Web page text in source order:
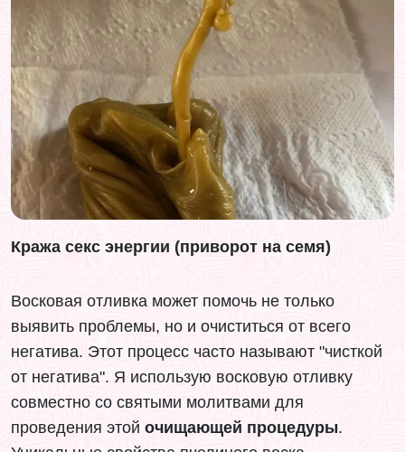
Кража секс энергии (приворот на семя)
Восковая отливка может помочь не только
выявить проблемы, но и очиститься от всего
негатива. Этот процесс часто называют "чисткой
от негатива". Я использую восковую отливку
совместно со святыми молитвами для
проведения этой очищающей процедуры.